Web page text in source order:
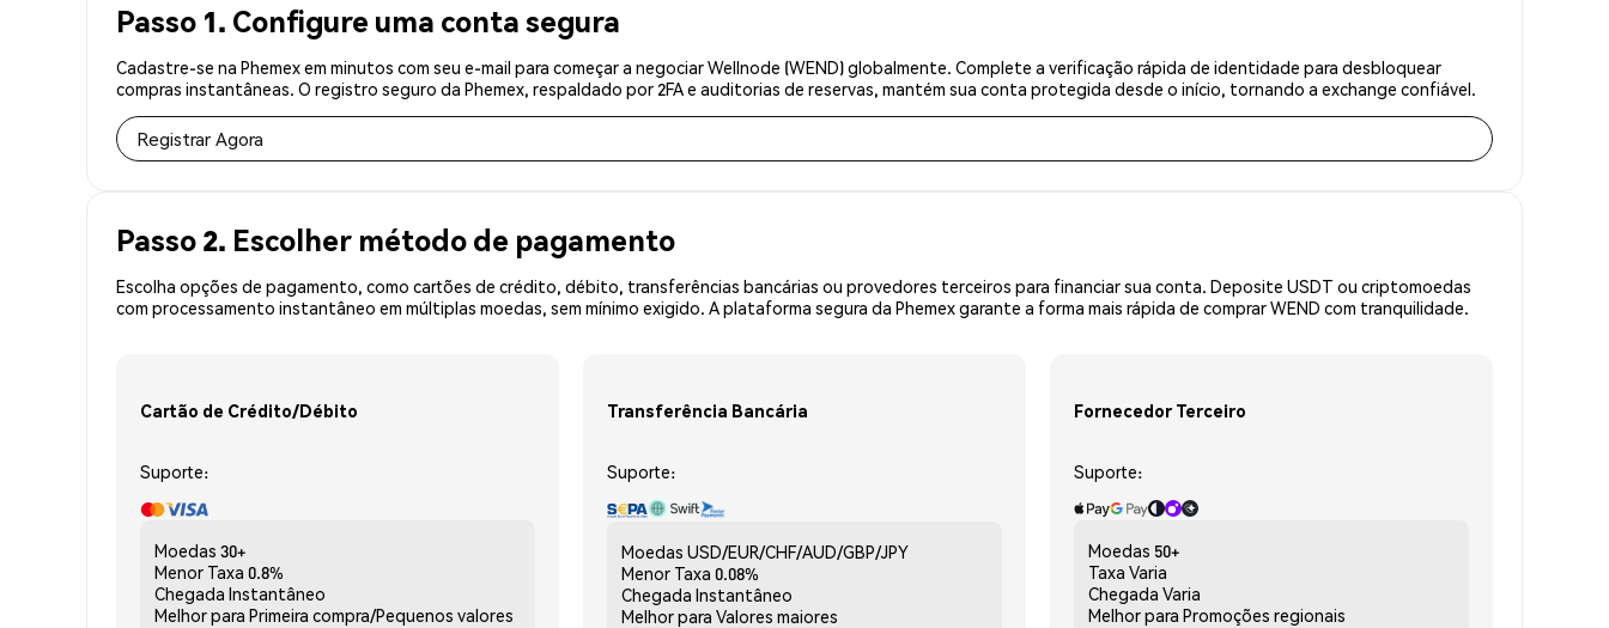
Passo 1. Configure uma conta segura
Cadastre-se na Phemex em minutos com seu e-mail para começar a negociar Wellnode (WEND) globalmente. Complete a verificação rápida de identidade para desbloquear
compras instantâneas. O registro seguro da Phemex, respaldado por 2FA e auditorias de reservas, mantém sua conta protegida desde o início, tornando a exchange confiável.
Registrar Agora
Passo 2. Escolher método de pagamento
Escolha opções de pagamento, como cartões de crédito, débito, transferências bancárias ou provedores terceiros para financiar sua conta. Deposite USDT ou criptomoedas
com processamento instantâneo em múltiplas moedas, sem mínimo exigido. A plataforma segura da Phemex garante a forma mais rápida de comprar WEND com tranquilidade.
Cartão de Crédito/Débito
Suporte:
Moedas 30+
Menor Taxa 0.8%
Chegada Instantâneo
Melhor para Primeira compra/Pequenos valores
Transferência Bancária
Suporte:
Moedas USD/EUR/CHF/AUD/GBP/JPY
Menor Taxa 0.08%
Chegada Instantâneo
Melhor para Valores maiores
Fornecedor Terceiro
Suporte:
Moedas 50+
Taxa Varia
Chegada Varia
Melhor para Promoções regionais